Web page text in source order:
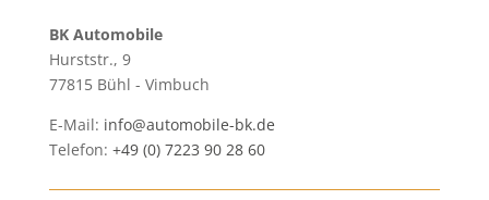
BK Automobile
Hurststr., 9
77815 Bühl - Vimbuch
E-Mail: info@automobile-bk.de
Telefon: +49 (0) 7223 90 28 60